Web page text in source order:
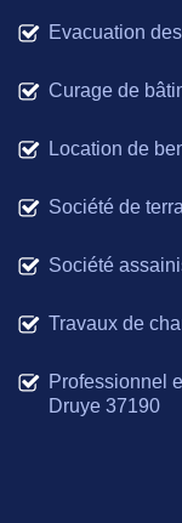
Evacuation
Curage de
Location de
Société de
Société
Travaux de
Professionnel
Druye 37190